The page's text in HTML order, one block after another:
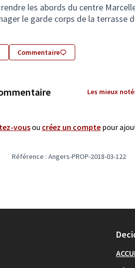
les abords du centre
le garde corps de la terrasse
Commentaire
Les mieux
vousou créez un compte pour
Référence : Angers-PROP-2018-03-122